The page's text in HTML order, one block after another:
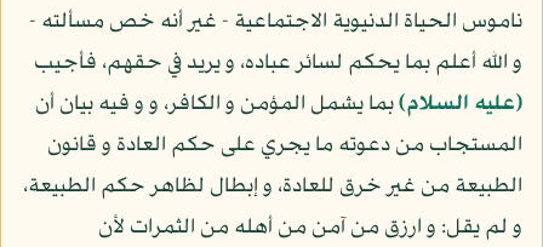
ناموس الحياة الدنيوية الاجتماعية - غير أنه خص مسألته -
و الله أعلم بما يحكم لسائر عباده، و يريد في حقهم، فأجيب
(عليه السلام)بما يشمل المؤمن و الكافر، و و فيه بيان أن
المستجاب من دعوته ما يجري على حكم العادة و قانون
الطبيعة من غير خرق للعادة، و إبطال لظاهر حكم الطبيعة،
و لم يقل: و ارزق من آمن من أهله من الثمرات لأن